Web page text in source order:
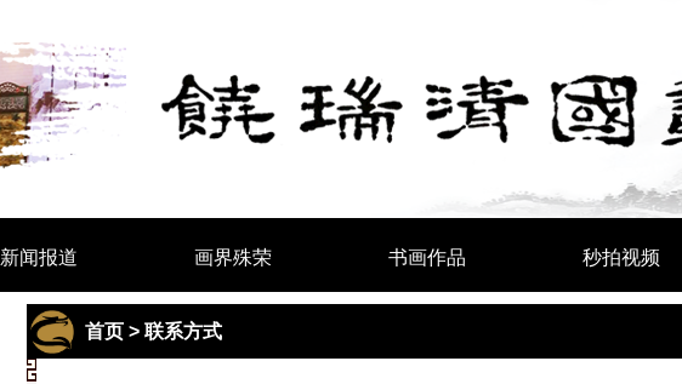
新闻报道 画界殊荣 书画作品 秒拍视频
首页 > 联系方式